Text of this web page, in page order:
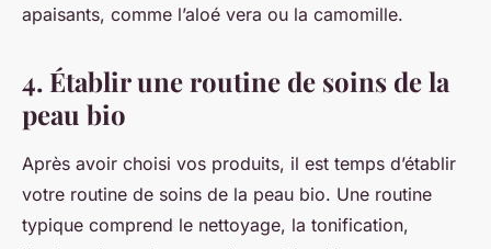
apaisants, comme l’aloé vera ou la camomille.
4. Établir une routine de soins de la
peau bio
Après avoir choisi vos produits, il est temps d’établir
votre routine de soins de la peau bio. Une routine
typique comprend le nettoyage, la tonification,